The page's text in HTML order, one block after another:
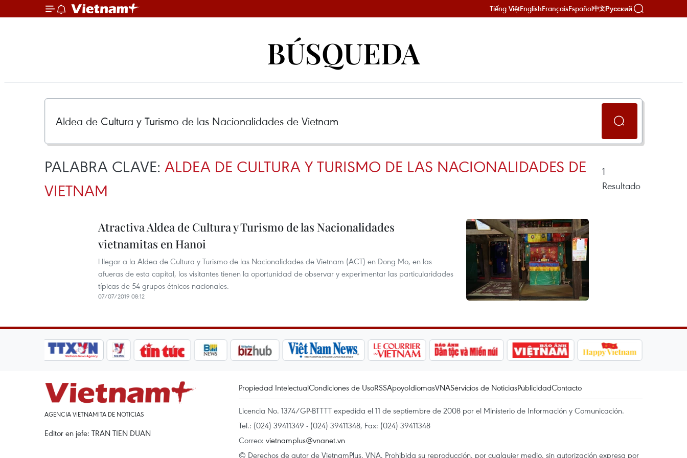
Tiếng ViệtEnglishFrançaisEspañol中文Русский
BÚSQUEDA
PALABRA CLAVE: ALDEA DE CULTURA Y TURISMO DE LAS NACIONALIDADES DE
VIETNAM
1
Resultado
Atractiva Aldea de Cultura y Turismo de las Nacionalidades
vietnamitas en Hanoi
l llegar a la Aldea de Cultura y Turismo de las Nacionalidades de Vietnam (ACT) en Dong Mo, en las
afueras de esta capital, los visitantes tienen la oportunidad de observar y experimentar las particularidades
típicas de 54 grupos étnicos nacionales.
07/07/2019 08:12
AGENCIA VIETNAMITA DE NOTICIAS
Editor en jefe: TRAN TIEN DUAN
Propiedad IntelectualCondiciones de UsoRSSApoyoIdiomasVNAServicios de NoticiasPublicidadContacto
Licencia No. 1374/GP-BTTTT expedida el 11 de septiembre de 2008 por el Ministerio de Información y Comunicación.
Tel.: (024) 39411349 - (024) 39411348, Fax: (024) 39411348
Correo: vietnamplus@vnanet.vn
© Derechos de autor de VietnamPlus, VNA. Prohibida su reproducción, por cualquier medio, sin autorización expresa por